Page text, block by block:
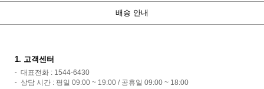
배송 안내
1. 고객센터
대표전화 : 1544-6430
상담 시간 : 평일 09:00 ~ 19:00 / 공휴일 09:00 ~ 18:00